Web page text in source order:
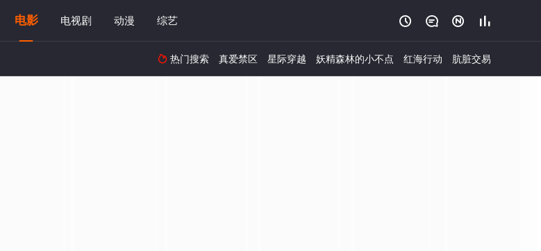
电影 电视剧 动漫 综艺    
 热门搜索 真爱禁区 星际穿越 妖精森林的小不点 红海行动 肮脏交易